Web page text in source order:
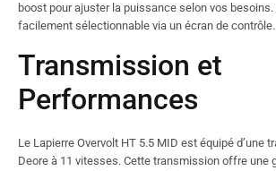
boost pour ajuster la puissance selon vos
facilement sélectionnable via un écran de contrôle.
Transmission et
Performances
Le Lapierre Overvolt HT 5.5 MID est équipé d’une
Deore à 11 vitesses. Cette transmission offre une